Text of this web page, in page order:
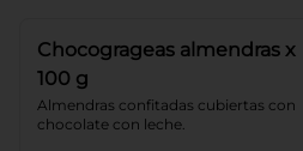
Coberturas: chocolate 52% de cacao
y chocolate con leche 40% cacao.
Chocogrageas almendras x
100 g
Almendras confitadas cubiertas con
chocolate con leche.